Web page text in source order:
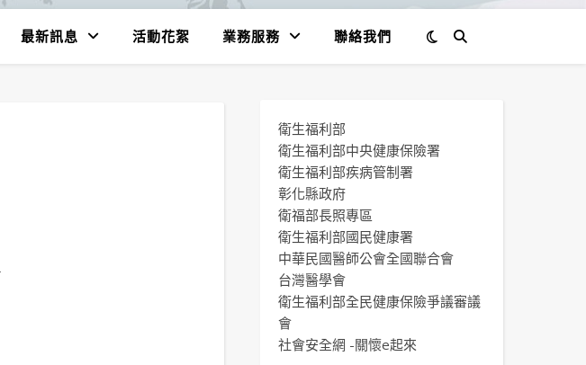
最新訊息 活動花絮 業務服務 聯絡我們
衛生福利部
衛生福利部中央健康保險署
衛生福利部疾病管制署
彰化縣政府
衛福部長照專區
衛生福利部國民健康署
中華民國醫師公會全國聯合會
台灣醫學會
衛生福利部全民健康保險爭議審議
會
社會安全網 -關懷e起來